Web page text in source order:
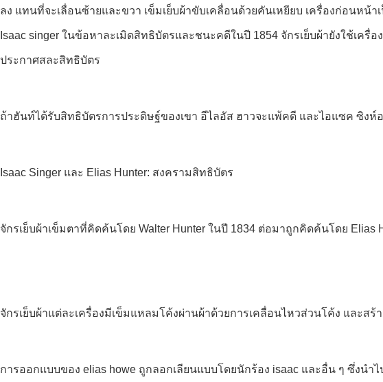
ลง แทนที่จะเลื่อนซ้ายและขวา เข็มเย็บผ้าขับเคลื่อนด้วยคันเหยียบ เครื่องก่อนหน้
Isaac singer ในข้อหาละเมิดสิทธิบัตรและชนะคดีในปี 1854 จักรเย็บผ้ายังใช้เค
ประกาศสละสิทธิบัตร
ถ้าฮันท์ได้รับสิทธิบัตรการประดิษฐ์ของเขา อีไลอัส ฮาวจะแพ้คดี และไอแซค ซิง
Isaac Singer และ Elias Hunter: สงครามสิทธิบัตร
จักรเย็บผ้าเข็มตาที่คิดค้นโดย Walter Hunter ในปี 1834 ต่อมาถูกคิดค้นโดย
จักรเย็บผ้าแต่ละเครื่องมีเข็มแหลมโค้งผ่านผ้าด้วยการเคลื่อนไหวส่วนโค้ง และ
การออกแบบของ elias howe ถูกลอกเลียนแบบโดยนักร้อง isaac และอื่น ๆ ซึ่งน